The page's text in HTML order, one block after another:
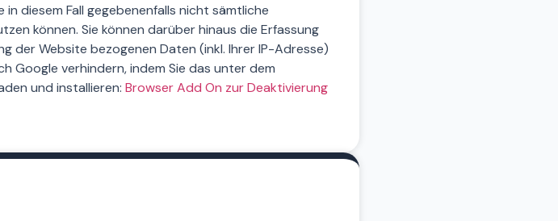
diesem Fall gegebenenfalls nicht sämtliche
können. Sie können darüber hinaus die Erfassung
der Website bezogenen Daten (inkl. Ihrer IP-Adresse)
Google verhindern, indem Sie das unter dem
und installieren:Browser Add On zur Deaktivierung